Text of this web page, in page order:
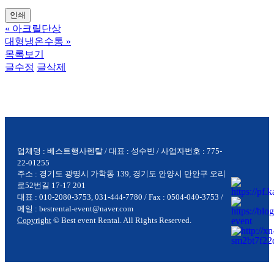
인쇄
« 아크릴단상
대형냉온수통 »
목록보기
글수정 글삭제
업체명 : 베스트행사렌탈 / 대표 : 성수빈 / 사업자번호 : 775-
22-01255
주소 : 경기도 광명시 가학동 139, 경기도 안양시 만안구 오리
로52번길 17-17 201
대표 : 010-2080-3753, 031-444-7780 / Fax : 0504-040-3753 /
메일 : bestrental-event@naver.com
Copyright© Best event Rental. All Rights Reserved.